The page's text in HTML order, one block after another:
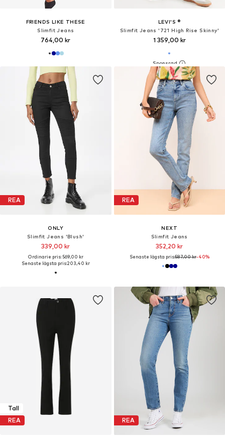
FRIENDS LIKE THESE
Slimfit Jeans
764,00 kr
LEVI'S ®
Slimfit Jeans '721 High Rise Skinny'
1 359,00 kr
REA
ONLY
Slimfit Jeans 'Blush'
339,00 kr
Ordinarie pris: 569,00 kr
Senaste lägsta pris:203,40 kr
REA
NEXT
Slimfit Jeans
352,20 kr
Senaste lägsta pris:587,00 kr-40%
Tall
REA
REA